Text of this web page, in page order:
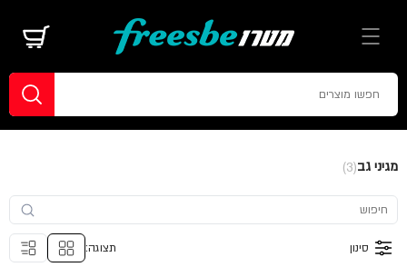
מגיני גב(3)
סינון תצוגה: